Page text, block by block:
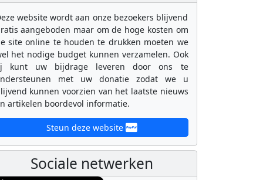
website wordt aan onze bezoekers blijvend
aangeboden maar om de hoge kosten om
site online te houden te drukken moeten we
het nodige budget kunnen verzamelen. Ook
kunt uw bijdrage leveren door ons te
met uw donatie zodat we u
kunnen voorzien van het laatste nieuws
artikelen boordevol informatie.
Steun deze website
Sociale netwerken